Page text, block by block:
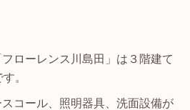
ローレンス川島田」は３階建て
。
コール、照明器具、洗面設備が